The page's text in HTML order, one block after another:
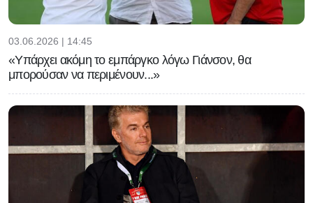
03.06.2026 | 14:45
«Υπάρχει ακόμη το εμπάργκο λόγω Γιάνσον, θα
μπορούσαν να περιμένουν...»